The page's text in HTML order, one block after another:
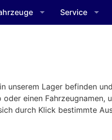
Service
unserem Lager befinden
einen Fahrzeugnamen,
durch Klick bestimmte